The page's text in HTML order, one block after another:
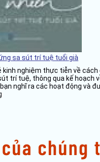
sa sút trí tuệ tuổi già
kinh nghiệm thực tiễn về
trí tuệ, thông qua kế hoạch
nghĩ ra các hoạt động và